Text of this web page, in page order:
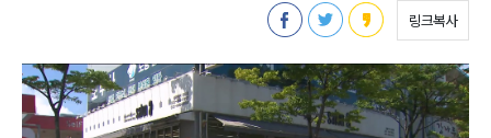
링크복사